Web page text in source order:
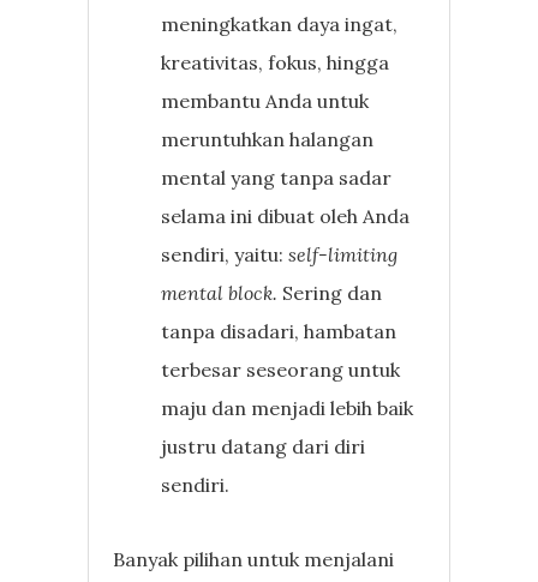
meningkatkan daya ingat,
kreativitas, fokus, hingga
membantu Anda untuk
meruntuhkan halangan
mental yang tanpa sadar
selama ini dibuat oleh Anda
sendiri, yaitu:self-limiting
mental block. Sering dan
tanpa disadari, hambatan
terbesar seseorang untuk
maju dan menjadi lebih baik
justru datang dari diri
sendiri.
Banyak pilihan untuk menjalani